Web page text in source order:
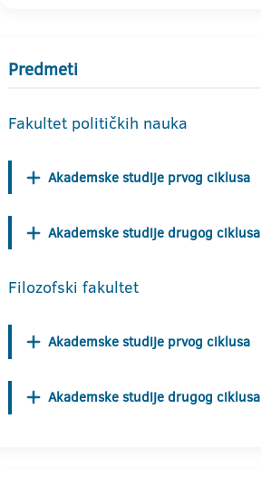
Predmeti
Fakultet političkih nauka
Akademske studije prvog ciklusa
Akademske studije drugog ciklusa
Filozofski fakultet
Akademske studije prvog ciklusa
Akademske studije drugog ciklusa